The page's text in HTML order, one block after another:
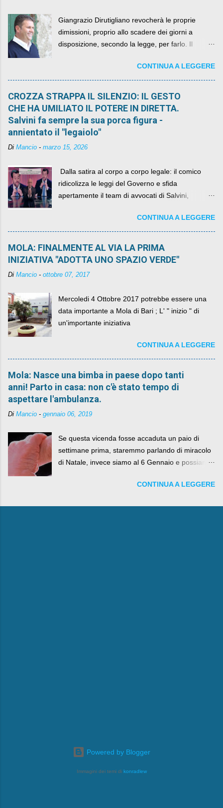
Giangrazio Dirutigliano revocherà le proprie
dimissioni, proprio allo scadere dei giorni a
disposizione, secondo la legge, per farlo. Il
quelli che si auspicavano il contrario.CONTINUA A LEGGERE
CROZZA STRAPPA IL SILENZIO: IL GESTO
CHE HA UMILIATO IL POTERE IN DIRETTA.
Salvini fa sempre la sua porca figura -
annientato il "legaiolo"
Di Mancio - marzo 15, 2026
​ Dalla satira al corpo a corpo legale: il comico
ridicolizza le leggi del Governo e sfida
apertamente il team di avvocati di Salvini,
CONTINUA A LEGGERE
MOLA: FINALMENTE AL VIA LA PRIMA
INIZIATIVA "ADOTTA UNO SPAZIO VERDE"
Di Mancio - ottobre 07, 2017
Mercoledi 4 Ottobre 2017 potrebbe essere una
data importante a Mola di Bari ; L' " inizio " di
un'importante iniziativa
CONTINUA A LEGGERE
Mola: Nasce una bimba in paese dopo tanti
anni! Parto in casa: non c'è stato tempo di
aspettare l'ambulanza.
Di Mancio - gennaio 06, 2019
Se questa vicenda fosse accaduta un paio di
settimane prima, staremmo parlando di miracolo
di Natale, invece siamo al 6 Gennaio e possiamo
e la Befana, visto il lieto epilogo della vicenda.
CONTINUA A LEGGERE
Powered by Blogger
Immagini dei temi di konradlew